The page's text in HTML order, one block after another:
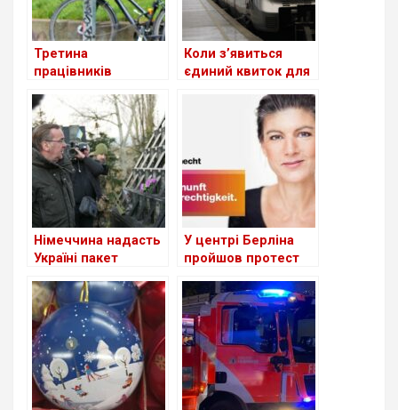
Третина
працівників
Німеччини не
вийшли на роботу
Коли з’явиться
єдиний квиток для
Німеччиною за 49
Німеччина надасть
Україні пакет
допомоги на 1,3
мільярда євро
У центрі Берліна
пройшов протест
зброї в Україну
(+Відео)